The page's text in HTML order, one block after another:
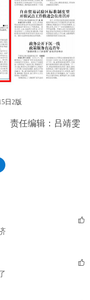
日2版
责任编辑：吕靖雯